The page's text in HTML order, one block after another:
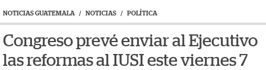
NOTICIAS GUATEMALA / NOTICIAS / POLÍTICA
Congreso prevé enviar al Ejecutivo
las reformas al IUSI este viernes 7